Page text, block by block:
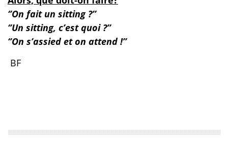
‘’On fait un sitting ?’’
‘’Un sitting, c’est quoi ?’’
‘’On s’assied et on attend !’’
BF